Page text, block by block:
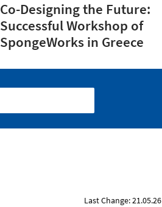
Co-Designing the Future:
Successful Workshop of
SpongeWorks in Greece
Last Change: 21.05.26